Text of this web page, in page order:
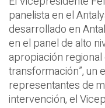
panelista en el
desarrollado en
en el panel de alto
apropiación regional
transformación”, un
representantes de
intervención, el